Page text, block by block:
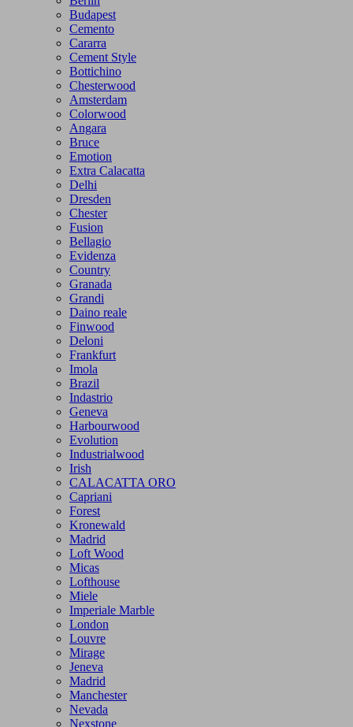
Budapest
Cemento
Cararra
Cement Style
Bottichino
Chesterwood
Amsterdam
Colorwood
Angara
Bruce
Emotion
Extra Calacatta
Delhi
Dresden
Chester
Fusion
Bellagio
Evidenza
Country
Granada
Grandi
Daino reale
Finwood
Deloni
Frankfurt
Imola
Brazil
Indastrio
Geneva
Harbourwood
Evolution
Industrialwood
Irish
CALACATTA ORO
Capriani
Forest
Kronewald
Madrid
Loft Wood
Micas
Lofthouse
Miele
Imperiale Marble
London
Louvre
Mirage
Jeneva
Madrid
Manchester
Nevada
Nexstone